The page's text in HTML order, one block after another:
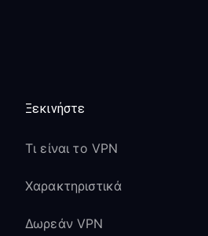
Ξεκινήστε
Τι είναι το VPN
Χαρακτηριστικά
Δωρεάν VPN